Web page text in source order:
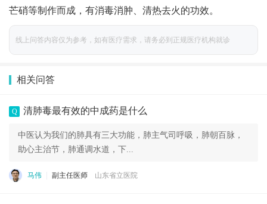
芒硝等制作而成，有消毒消肿、清热去火的功效。
线上问答内容仅为参考，如有医疗需求，请务必到正规医疗机构就诊
相关问答
Q 清肺毒最有效的中成药是什么
中医认为我们的肺具有三大功能，肺主气司呼吸，肺朝百脉，
助心主治节，肺通调水道，下...
马伟 副主任医师 山东省立医院